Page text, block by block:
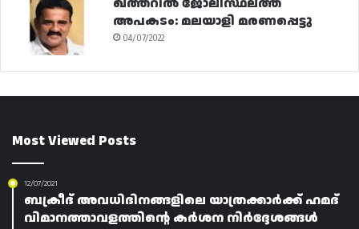
അപകടം: മലയാളി മരണപ്പെട്ടു
04/07/2022
Most Viewed Posts
12/07/2021
ബക്രീദ് അവധിദിനങ്ങളിലെ യാത്രക്കാർക്ക് ഹമദ്
വിമാനത്താവളത്തിന്റെ കർശന നിർദ്ദേശങ്ങൾ